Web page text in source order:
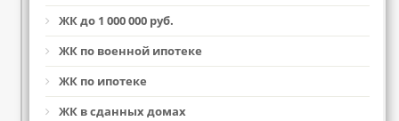
ЖК до 1 000 000 руб.
ЖК по военной ипотеке
ЖК по ипотеке
ЖК в сданных домах